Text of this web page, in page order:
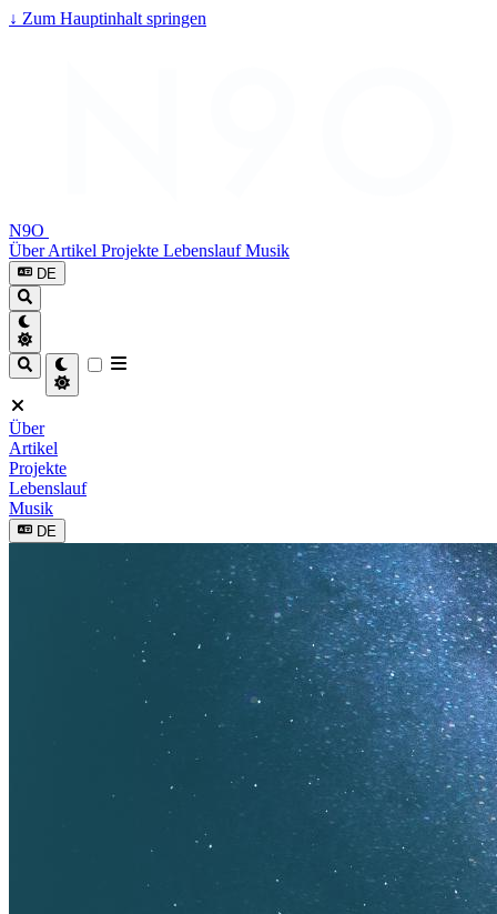
↓ Zum Hauptinhalt springen
N9O
ÜberArtikel Projekte LebenslaufMusik
DE
Über
Artikel
Projekte
Lebenslauf
Musik
DE